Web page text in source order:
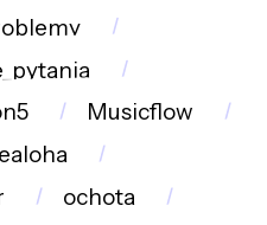
Musicflow
ochota